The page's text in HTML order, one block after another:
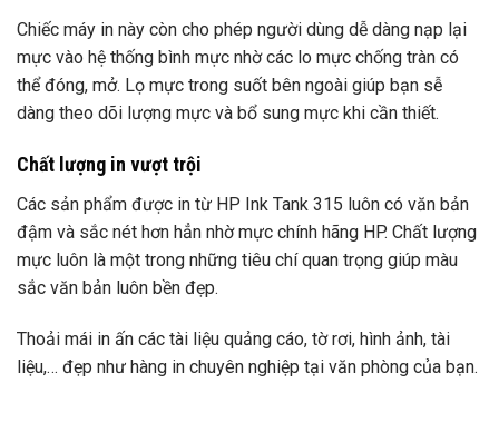
Chiếc máy in này còn cho phép người dùng dễ dàng nạp lại
mực vào hệ thống bình mực nhờ các lo mực chống tràn có
thể đóng, mở. Lọ mực trong suốt bên ngoài giúp bạn sễ
dàng theo dõi lượng mực và bổ sung mực khi cần thiết.
Chất lượng in vượt trội
Các sản phẩm được in từ HP Ink Tank 315 luôn có văn bản
đậm và sắc nét hơn hẳn nhờ mực chính hãng HP. Chất lượng
mực luôn là một trong những tiêu chí quan trọng giúp màu
sắc văn bản luôn bền đẹp.
Thoải mái in ấn các tài liệu quảng cáo, tờ rơi, hình ảnh, tài
liệu,… đẹp như hàng in chuyên nghiệp tại văn phòng của bạn.